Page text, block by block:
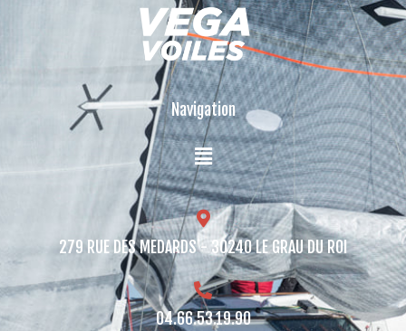
Navigation
279 RUE DES MEDARDS - 30240 LE GRAU DU ROI​
04.66.53.19.90